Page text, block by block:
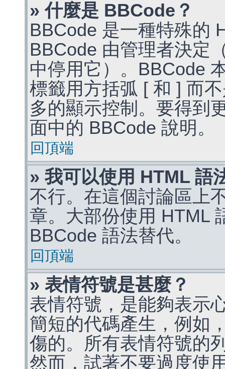
» 什麼是 BBCode？
BBCode 是一種特殊的
BBCode 由管理者決定
中停用它）。BBCode
標籤用方括弧 [ 和 ] 而
多的顯示控制。要得到
面中的 BBCode 說明。
回頂端
» 我可以使用 HTML 語
不行。在這個討論區上
章。大部份使用 HTML
BBCode 語法替代。
回頂端
» 表情符號是甚麼？
表情符號，是能夠表示
簡短的代碼產生，例如
傷的。所有表情符號的
然而，試著不要過度使